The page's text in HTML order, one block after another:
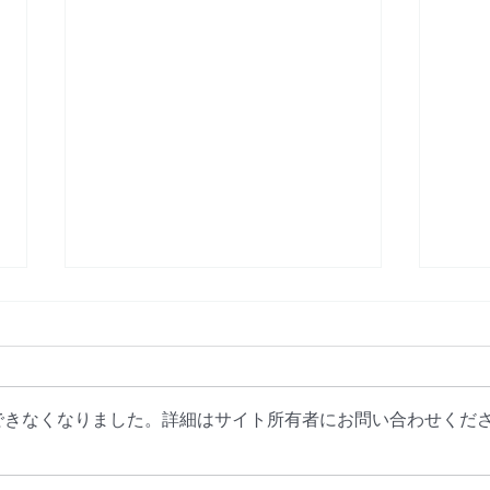
なくなりました。詳細はサイト所有者にお問い合わせくださ